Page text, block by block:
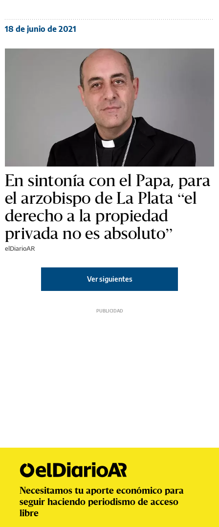
18 de junio de 2021
En sintonía con el Papa, para
el arzobispo de La Plata “el
derecho a la propiedad
privada no es absoluto”
elDiarioAR
Ver siguientes
Necesitamos tu aporte económico para
seguir haciendo periodismo de acceso
libre